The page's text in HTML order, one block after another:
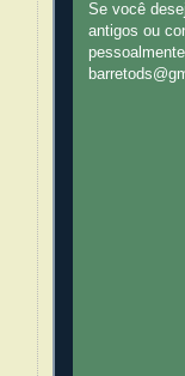
Se você
antigos ou